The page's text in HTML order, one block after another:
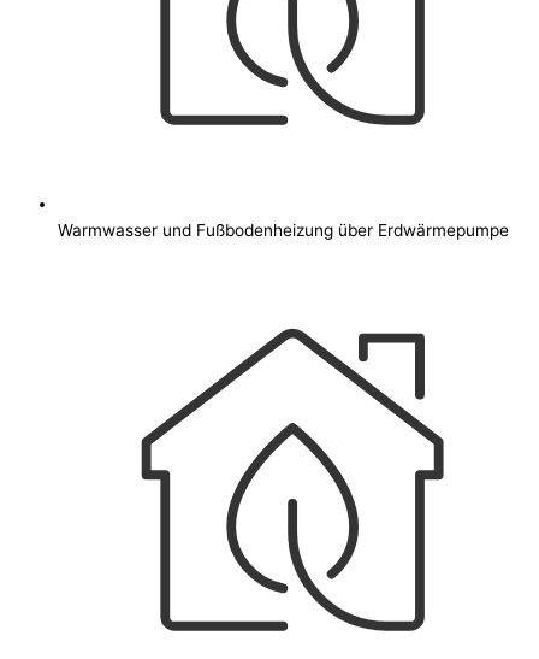
Warmwasser und Fußbodenheizung über Erdwärmepumpe